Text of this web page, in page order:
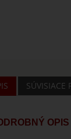
SÚVISIACE